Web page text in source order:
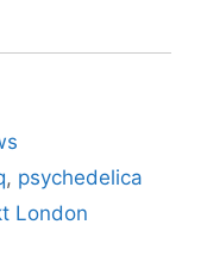
, psychedelica
London